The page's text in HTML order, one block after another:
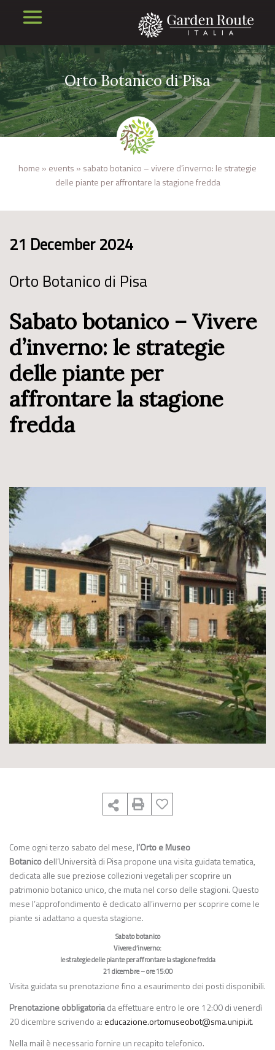
Orto Botanico di Pisa
home » events » sabato botanico – vivere d’inverno: le strategie
delle piante per affrontare la stagione fredda
21 December 2024
Orto Botanico di Pisa
Sabato botanico – Vivere
d’inverno: le strategie
delle piante per
affrontare la stagione
fredda
Come ogni terzo sabato del mese, l’Orto e Museo
Botanicodell’Università di Pisa propone una visita guidata tematica,
dedicata alle sue preziose collezioni vegetali per scoprire un
patrimonio botanico unico, che muta nel corso delle stagioni. Questo
mese l’approfondimento è dedicato all’inverno per scoprire come le
piante si adattano a questa stagione.
Sabato botanico
Vivere d’inverno:
le strategie delle piante per affrontare la stagione fredda
21 dicembre – ore 15:00
Visita guidata su prenotazione fino a esaurimento dei posti disponibili.
Prenotazione obbligatoriada effettuare entro le ore 12:00 di venerdì
20 dicembre scrivendo a: educazione.ortomuseobot@sma.unipi.it.
Nella mail è necessario fornire un recapito telefonico.